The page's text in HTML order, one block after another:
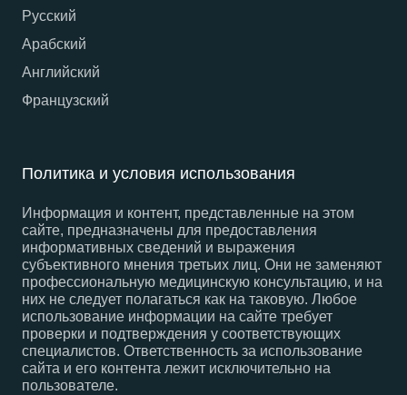
Русский
Арабский
Английский
Французский
Политика и условия использования
Информация и контент, представленные на этом
сайте, предназначены для предоставления
информативных сведений и выражения
субъективного мнения третьих лиц. Они не заменяют
профессиональную медицинскую консультацию, и на
них не следует полагаться как на таковую. Любое
использование информации на сайте требует
проверки и подтверждения у соответствующих
специалистов. Ответственность за использование
сайта и его контента лежит исключительно на
пользователе.